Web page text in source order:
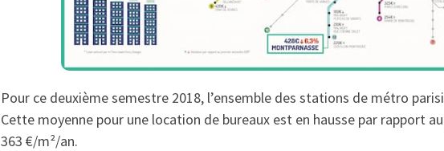
Pour ce deuxième semestre 2018, l’ensemble des stations de métro
Cette moyenne pour une location de bureaux est en hausse par rapport
363 €/m²/an.